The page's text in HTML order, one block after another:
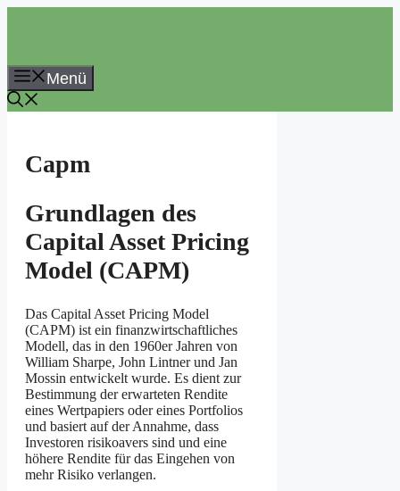
Menü
Capm
Grundlagen des
Capital Asset Pricing
Model (CAPM)
Das Capital Asset Pricing Model
(CAPM) ist ein finanzwirtschaftliches
Modell, das in den 1960er Jahren von
William Sharpe, John Lintner und Jan
Mossin entwickelt wurde. Es dient zur
Bestimmung der erwarteten Rendite
eines Wertpapiers oder eines Portfolios
und basiert auf der Annahme, dass
Investoren risikoavers sind und eine
höhere Rendite für das Eingehen von
mehr Risiko verlangen.